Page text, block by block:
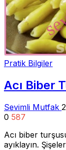
Pratik Bilgiler
Acı Biber
Sevimli Mutfak
0 587
Acı biber
ayıklayın.